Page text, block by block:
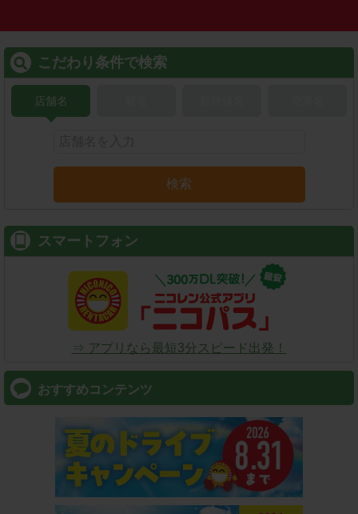
こだわり条件で検索
店舗名
検索
スマートフォン
⇒ アプリなら最短3分スピード出発！
おすすめコンテンツ